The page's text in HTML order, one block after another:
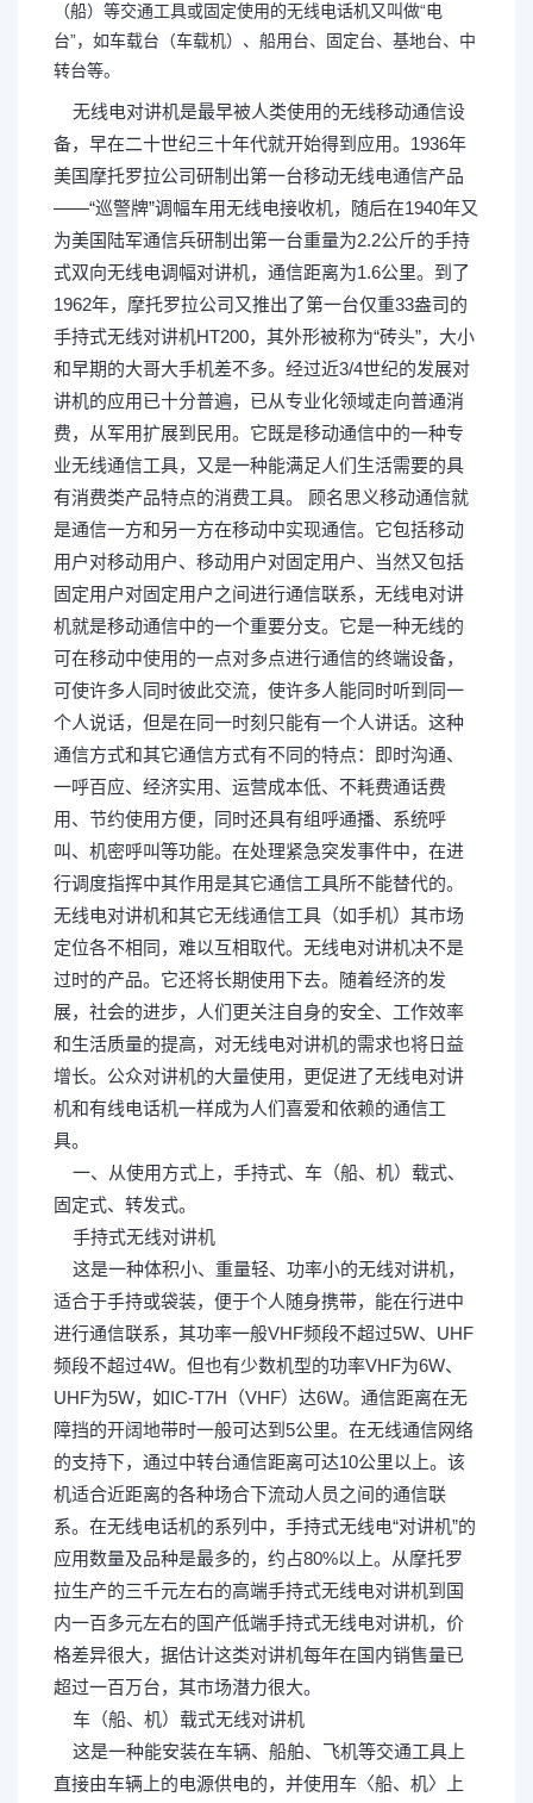
（船）等交通工具或固定使用的无线电话机又叫做“电
台”，如车载台（车载机）、船用台、固定台、基地台、中
转台等。
无线电对讲机是最早被人类使用的无线移动通信设
备，早在二十世纪三十年代就开始得到应用。1936年
美国摩托罗拉公司研制出第一台移动无线电通信产品
——“巡警牌”调幅车用无线电接收机，随后在1940年又
为美国陆军通信兵研制出第一台重量为2.2公斤的手持
式双向无线电调幅对讲机，通信距离为1.6公里。到了
1962年，摩托罗拉公司又推出了第一台仅重33盎司的
手持式无线对讲机HT200，其外形被称为“砖头”，大小
和早期的大哥大手机差不多。经过近3/4世纪的发展对
讲机的应用已十分普遍，已从专业化领域走向普通消
费，从军用扩展到民用。它既是移动通信中的一种专
业无线通信工具，又是一种能满足人们生活需要的具
有消费类产品特点的消费工具。 顾名思义移动通信就
是通信一方和另一方在移动中实现通信。它包括移动
用户对移动用户、移动用户对固定用户、当然又包括
固定用户对固定用户之间进行通信联系，无线电对讲
机就是移动通信中的一个重要分支。它是一种无线的
可在移动中使用的一点对多点进行通信的终端设备，
可使许多人同时彼此交流，使许多人能同时听到同一
个人说话，但是在同一时刻只能有一个人讲话。这种
通信方式和其它通信方式有不同的特点：即时沟通、
一呼百应、经济实用、运营成本低、不耗费通话费
用、节约使用方便，同时还具有组呼通播、系统呼
叫、机密呼叫等功能。在处理紧急突发事件中，在进
行调度指挥中其作用是其它通信工具所不能替代的。
无线电对讲机和其它无线通信工具（如手机）其市场
定位各不相同，难以互相取代。无线电对讲机决不是
过时的产品。它还将长期使用下去。随着经济的发
展，社会的进步，人们更关注自身的安全、工作效率
和生活质量的提高，对无线电对讲机的需求也将日益
增长。公众对讲机的大量使用，更促进了无线电对讲
机和有线电话机一样成为人们喜爱和依赖的通信工
具。
一、从使用方式上，手持式、车（船、机）载式、
固定式、转发式。
手持式无线对讲机
这是一种体积小、重量轻、功率小的无线对讲机，
适合于手持或袋装，便于个人随身携带，能在行进中
进行通信联系，其功率一般VHF频段不超过5W、UHF
频段不超过4W。但也有少数机型的功率VHF为6W、
UHF为5W，如IC-T7H（VHF）达6W。通信距离在无
障挡的开阔地带时一般可达到5公里。在无线通信网络
的支持下，通过中转台通信距离可达10公里以上。该
机适合近距离的各种场合下流动人员之间的通信联
系。在无线电话机的系列中，手持式无线电“对讲机”的
应用数量及品种是最多的，约占80%以上。从摩托罗
拉生产的三千元左右的高端手持式无线电对讲机到国
内一百多元左右的国产低端手持式无线电对讲机，价
格差异很大，据估计这类对讲机每年在国内销售量已
超过一百万台，其市场潜力很大。
车（船、机）载式无线对讲机
这是一种能安装在车辆、船舶、飞机等交通工具上
直接由车辆上的电源供电的，并使用车〈船、机〉上